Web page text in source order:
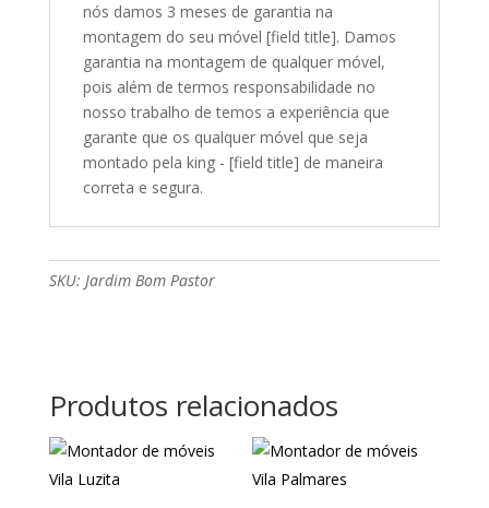
nós damos 3 meses de garantia na
montagem do seu móvel [field title]. Damos
garantia na montagem de qualquer móvel,
pois além de termos responsabilidade no
nosso trabalho de temos a experiência que
garante que os qualquer móvel que seja
montado pela king - [field title] de maneira
correta e segura.
SKU: Jardim Bom Pastor
Produtos relacionados